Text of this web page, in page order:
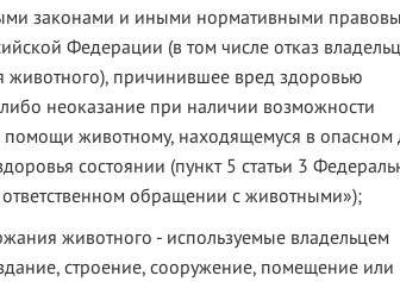
законами и иными нормативными
Федерации (в том числе отказ
животного), причинившее вред здоровью
неоказание при наличии возможности
помощи животному, находящемуся в опасном
состоянии (пункт 5 статьи 3
обращении с животными»);
животного - используемые владельцем
строение, сооружение, помещение или